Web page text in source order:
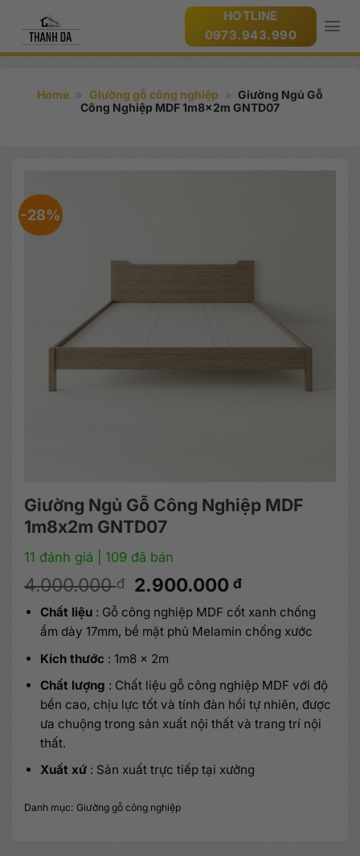
HOTLINE
0973.943.990
Home » Giường gỗ công nghiệp » Giường Ngủ Gỗ
Công Nghiệp MDF 1m8x2m GNTD07
-28%
Giường Ngủ Gỗ Công Nghiệp MDF
1m8x2m GNTD07
11 đánh giá | 109 đã bán
4.000.000đ
Giá
là:
4.000.000 đ.
2.900.000 đGiá
tại
là:
Chất liệu: Gỗ công nghiệp MDF cốt xanh chống
ẩm dày 17mm, bề mặt phủ Melamin chống xước
Kích thước : 1m8 x 2m
Chất lượng : Chất liệu gỗ công nghiệp MDF với độ
bền cao, chịu lực tốt và tính đàn hồi tự nhiên, được
ưa chuộng trong sản xuất nội thất và trang trí nội
thất.
Xuất xứ: Sản xuất trực tiếp tại xưởng
Danh mục: Giường gỗ công nghiệp